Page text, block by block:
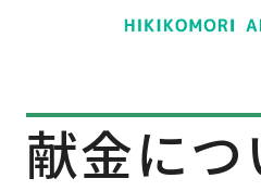
献金につ